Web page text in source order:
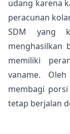
udang karena
peracunan
SDM yang
menghasilkan
memiliki
vaname.
membagi
tetap berjalan